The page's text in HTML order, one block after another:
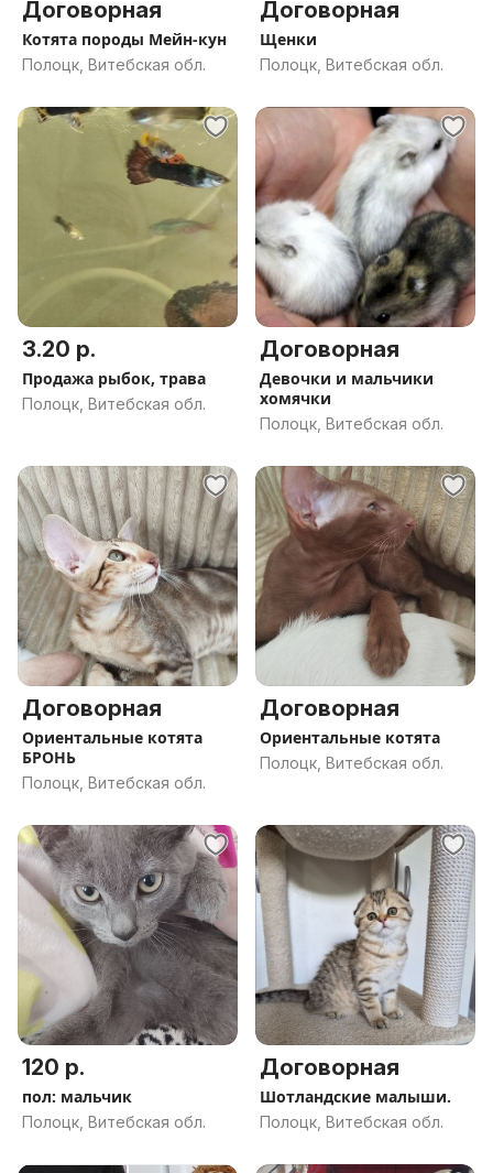
Договорная
Котята породы Мейн-кун
Полоцк, Витебская обл.
Договорная
Щенки
Полоцк, Витебская обл.
3.20 р.
Продажа рыбок, трава
Полоцк, Витебская обл.
Договорная
Девочки и мальчики
хомячки
Полоцк, Витебская обл.
Договорная
Ориентальные котята
БРОНЬ
Полоцк, Витебская обл.
Договорная
Ориентальные котята
Полоцк, Витебская обл.
120 р.
пол: мальчик
Полоцк, Витебская обл.
Договорная
Шотландские малыши.
Полоцк, Витебская обл.